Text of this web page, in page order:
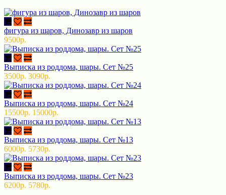
фигура из шаров, Динозавр из шаров
9500р.
Выписка из роддома, шары. Сет №25
3500р. 3090р.
Выписка из роддома, шары. Сет №24
15500р. 15000р.
Выписка из роддома, шары. Сет №13
6000р. 5730р.
Выписка из роддома, шары. Сет №23
6200р. 5780р.